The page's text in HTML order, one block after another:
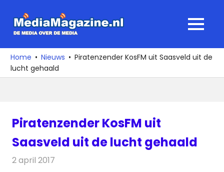
naar
media
over
de
MENU
Home Nieuws
Piratenzender KosFM uit Saasveld uit de
lucht gehaald
Piratenzender KosFM uit
Saasveld uit de lucht gehaald
2 april 2017